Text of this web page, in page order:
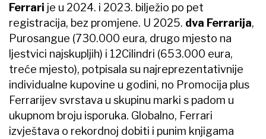
Ferrari je u 2024. i 2023. bilježio po pet
registracija, bez promjene. U 2025. dva Ferrarija,
Purosangue (730.000 eura, drugo mjesto na
ljestvici najskupljih) i 12Cilindri (653.000 eura,
treće mjesto), potpisala su najreprezentativnije
individualne kupovine u godini, no Promocija plus
Ferrarijev svrstava u skupinu marki s padom u
ukupnom broju isporuka. Globalno, Ferrari
izvještava o rekordnoj dobiti i punim knjigama